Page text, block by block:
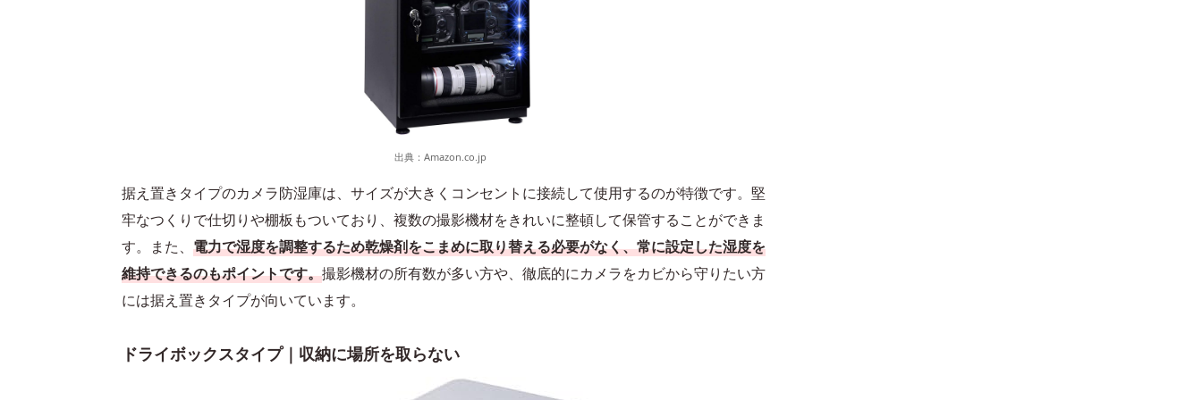
出典： Amazon.co.jp
据え置きタイプのカメラ防湿庫は、サイズが大きくコンセントに接続して使用するのが特徴です。堅
牢なつくりで仕切りや棚板もついており、複数の撮影機材をきれいに整頓して保管することができま
す。また、 電力で湿度を調整するため乾燥剤をこまめに取り替える必要がなく、常に設定した湿度を
維持できるのもポイントです。撮影機材の所有数が多い方や、徹底的にカメラをカビから守りたい方
には据え置きタイプが向いています。
ドライボックスタイプ｜収納に場所を取らない